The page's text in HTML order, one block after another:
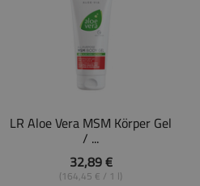
LR Aloe Vera MSM Körper Gel
/ ...
32,89 €
(164,45 € / 1 l)